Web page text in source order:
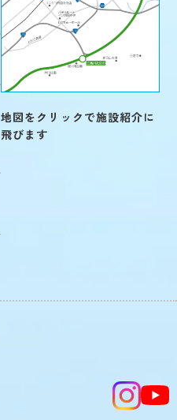
地図をクリックで施設紹介に
飛びます